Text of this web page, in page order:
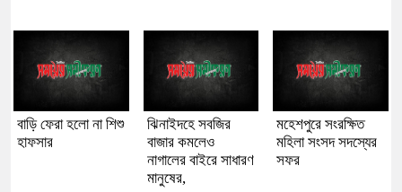
বাড়ি ফেরা হলো না শিশু
হাফসার
ঝিনাইদহে সবজির
বাজার কমলেও
নাগালের বাইরে সাধারণ
মানুষের,
মহেশপুরে সংরক্ষিত
মহিলা সংসদ সদস্যের
সফর